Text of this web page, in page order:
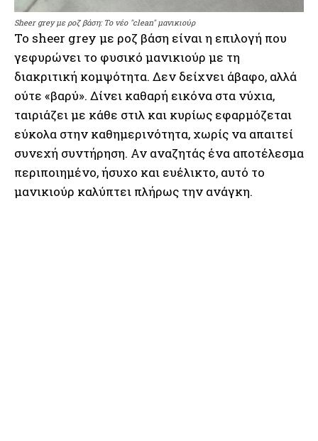
Sheer grey με ροζ βάση: Το νέο "clean" μανικιούρ
Το sheer grey με ροζ βάση είναι η επιλογή που
γεφυρώνει το φυσικό μανικιούρ με τη
διακριτική κομψότητα. Δεν δείχνει άβαφο, αλλά
ούτε «βαρύ». Δίνει καθαρή εικόνα στα νύχια,
ταιριάζει με κάθε στιλ και κυρίως εφαρμόζεται
εύκολα στην καθημερινότητα, χωρίς να απαιτεί
συνεχή συντήρηση. Αν αναζητάς ένα αποτέλεσμα
περιποιημένο, ήσυχο και ευέλικτο, αυτό το
μανικιούρ καλύπτει πλήρως την ανάγκη.